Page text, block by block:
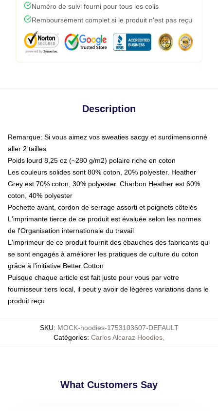
Numéro de suivi fourni pour tous les colis
Remboursement complet si le produit n'est pas reçu
Description
Remarque: Si vous aimez vos sweaties sacgy et surdimensionné
aller 2 tailles
Poids lourd 8,25 oz (~280 g/m2) polaire riche en coton
Les couleurs solides sont 80% coton, 20% polyester. Heather
Grey est 70% coton, 30% polyester. Charbon Heather est 60%
coton, 40% polyester
Pochette avant, cordon de serrage assorti et poignets côtelés
L'imprimante tierce de ce produit est évaluée selon les normes
de l'Organisation internationale du travail
L'imprimeur de ce produit fournit des ébauches des fabricants qui
se sont engagés à améliorer les pratiques de culture du coton
grâce à l'initiative Better Cotton
Puisque chaque article est fait juste pour vous par votre
fournisseur tiers local, il peut y avoir de légères variations dans le
produit reçu
SKU: MOCK-hoodies-1753103607-DEFAULT
Catégories: Carlos Alcaraz Hoodies
What Customers Say